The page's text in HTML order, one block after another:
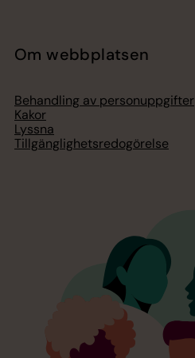
Om webbplatsen
Behandling av personuppgifter
Kakor
Lyssna
Tillgänglighetsredogörelse